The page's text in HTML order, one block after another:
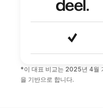
*이 대표 비교는 2025년 4월
을 기반으로 합니다.